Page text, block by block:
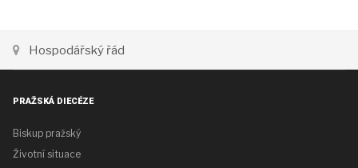
Hospodářský řád
PRAŽSKÁ DIECÉZE
Biskup pražský
Životní situace